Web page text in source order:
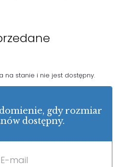
na stanie i nie jest dostępny.
gdy rozmiar
dostępny.